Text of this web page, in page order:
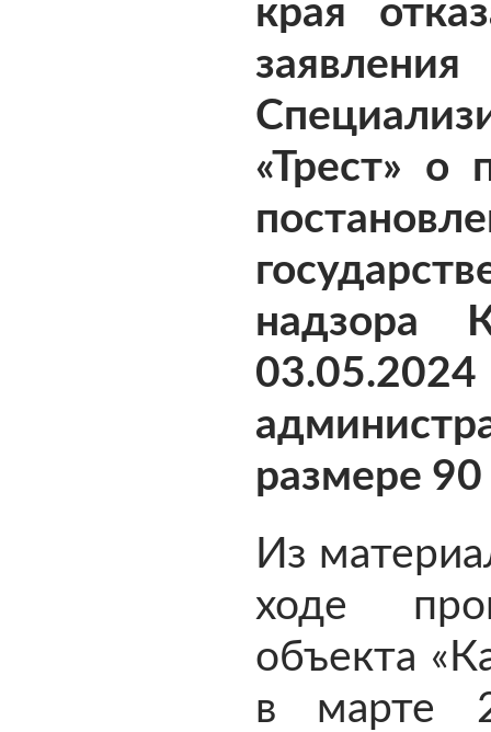
края
«Трест» о
надзора
размере
Из
ходе
объекта
в марте